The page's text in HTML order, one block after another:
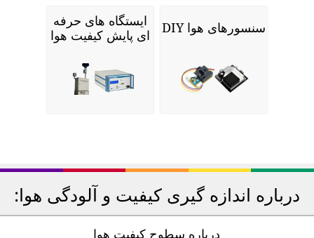
سنسورهای هوا DIY
ایستگاه های حرفه
ای پایش کیفیت هوا
درباره اندازه گیری کیفیت و آلودگی هوا:
درباره سطوح کیفیت هوا